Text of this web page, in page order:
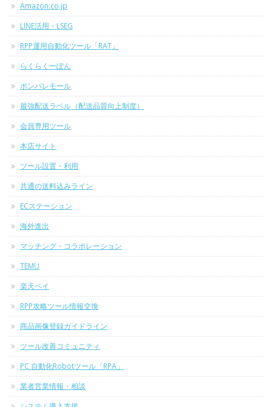
Amazon.co.jp
LINE活用・LSEG
RPP運用自動化ツール「RAT」
らくらくーぽん
ポンパレモール
最強配送ラベル（配送品質向上制度）
会員専用ツール
本店サイト
ツール設置・利用
共通の送料込みライン
ECステーション
海外進出
マッチング・コラボレーション
TEMU
楽天ペイ
RPP攻略ツール情報交換
商品画像登録ガイドライン
ツール改善コミュニティ
PC 自動化Robotツール「RPA」
業者営業情報・相談